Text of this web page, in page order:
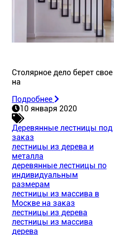
Столярное дело берет свое
на
Подробнее
10 января 2020
Деревянные лестницы под
заказ
лестницы из дерева и
металла
деревянные лестницы по
индивидуальным
размерам
лестницы из массива в
Москве на заказ
лестницы из дерева
лестницы из массива
дерева